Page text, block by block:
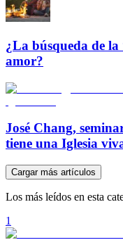
¿La búsqueda de
amor?
José Chang,
tiene una Iglesia
Cargar más artículos
Los más leídos en esta
1